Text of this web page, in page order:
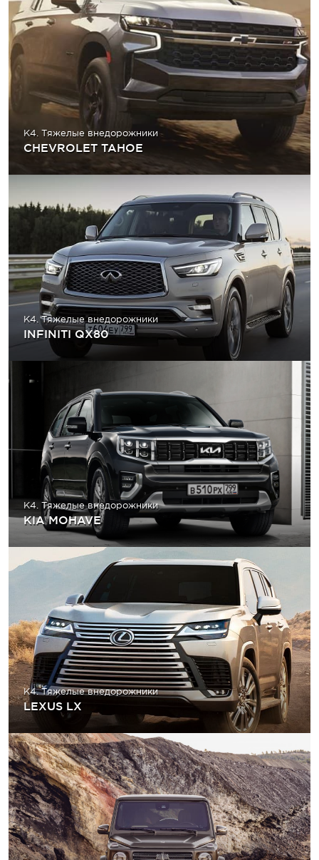
K4. Тяжелые внедорожники
CHEVROLET TAHOE
K4. Тяжелые внедорожники
INFINITI QX80
K4. Тяжелые внедорожники
KIA MOHAVE
K4. Тяжелые внедорожники
LEXUS LX